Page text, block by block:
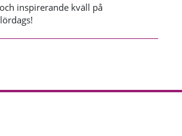
inspirerande kväll på